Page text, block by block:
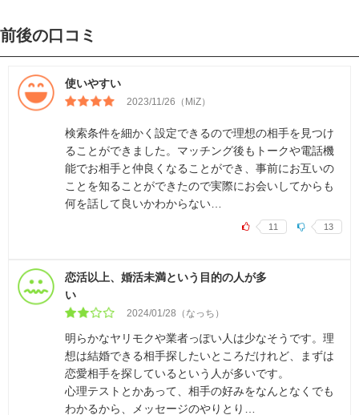
前後の口コミ
使いやすい
2023/11/26（MiZ）
検索条件を細かく設定できるので理想の相手を見つけ
ることができました。マッチング後もトークや電話機
能でお相手と仲良くなることができ、事前にお互いの
ことを知ることができたので実際にお会いしてからも
何を話して良いかわからない…
11 13
恋活以上、婚活未満という目的の人が多
い
2024/01/28（なっち）
明らかなヤリモクや業者っぽい人は少なそうです。理
想は結婚できる相手探したいところだけれど、まずは
恋愛相手を探しているという人が多いです。
心理テストとかあって、相手の好みをなんとなくでも
わかるから、メッセージのやりとり…